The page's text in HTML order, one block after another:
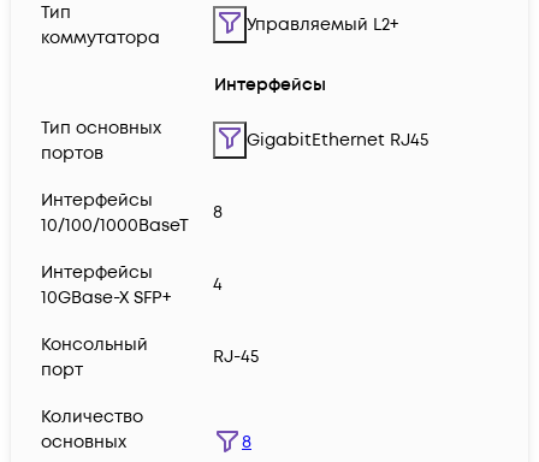
Тип
коммутатора
Управляемый L2+
Интерфейсы
Тип основных
портов
GigabitEthernet RJ45
Интерфейсы
10/100/1000BaseT
8
Интерфейсы
10GBase-X SFP+
4
Консольный
порт
RJ-45
Количество
основных
8